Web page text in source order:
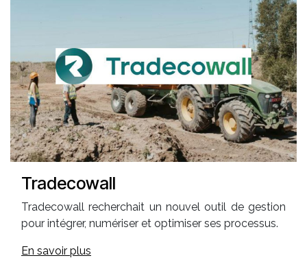
Tradecowall
Tradecowall recherchait un nouvel outil de gestion
pour intégrer, numériser et optimiser ses processus.
En savoir plus